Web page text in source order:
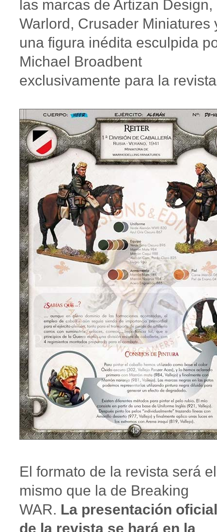
las marcas de Artizan Design,
Warlord, Crusader Miniatures
una figura inédita esculpida
Michael Broadbent
exclusivamente para la
El formato de la revista será el
mismo que la de Breaking
WAR. La presentación oficial
de la revista se hará en la